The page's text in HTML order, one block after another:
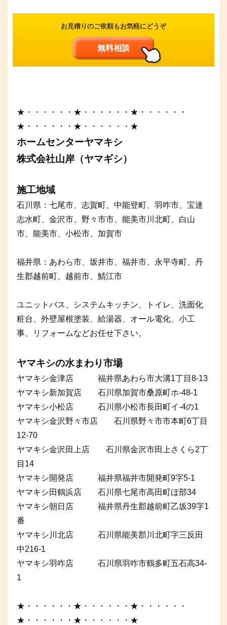
お見積りのご依頼もお気軽にどうぞ
無料相談
★・・・・・・★・・・・・・★・・・・・・
★・・・・・・★・・・・・・★
ホームセンターヤマキシ
株式会社山岸（ヤマギシ）
施工地域
石川県：七尾市、志賀町、中能登町、羽咋市、宝達
志水町、金沢市、野々市市、能美市川北町、白山
市、能美市、小松市、加賀市
福井県：あわら市、坂井市、福井市、永平寺町、丹
生郡越前町、越前市、鯖江市
ユニットバス、システムキッチン、トイレ、洗面化
粧台、外壁屋根塗装、給湯器、オール電化、小工
事、リフォームなどお任せ下さい。
ヤマキシの水まわり市場
ヤマキシ金津店 福井県あわら市大溝1丁目8-13
ヤマキシ新加賀店 石川県加賀市桑原町ホ-48-1
ヤマキシ小松店 石川県小松市長田町イ-4の1
ヤマキシ金沢野々市店 石川県野々市市本町6丁目
12-70
ヤマキシ金沢田上店 石川県金沢市田上さくら2丁
目14
ヤマキシ開発店 福井県福井市開発町9字5-1
ヤマキシ田鶴浜店 石川県七尾市高田町ほ部34
ヤマキシ朝日店 福井県丹生郡越前町乙坂39字1
番
ヤマキシ川北店 石川県能美郡川北町字三反田
中216-1
ヤマキシ羽咋店 石川県羽咋市鶴多町五石高34-
1
★・・・・・・★・・・・・・★・・・・・・
★・・・・・・★・・・・・・★